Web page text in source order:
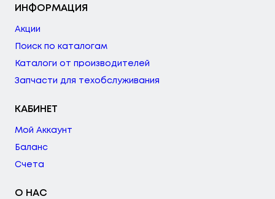
ИНФОРМАЦИЯ
Акции
Поиск по каталогам
Каталоги от производителей
Запчасти для техобслуживания
КАБИНЕТ
Мой Аккаунт
Баланс
Счета
О НАС